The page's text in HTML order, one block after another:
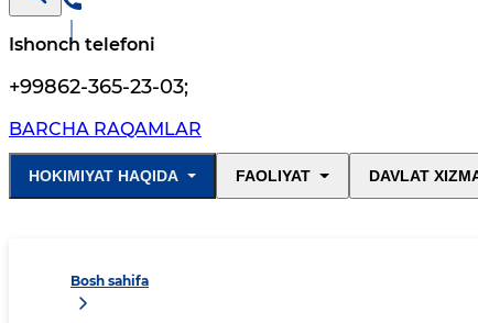
Ishonch telefoni
+99862-365-23-03;
BARCHA RAQAMLAR
HOKIMIYAT HAQIDA FAOLIYAT DAVLAT
Bosh sahifa